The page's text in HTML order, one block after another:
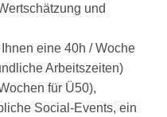
und
eine 40h / Woche
Arbeitszeiten)
für Ü50),
Social-Events, ein